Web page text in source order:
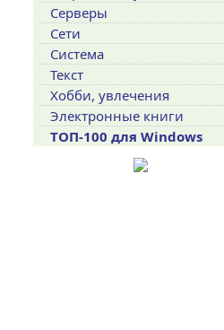
Серверы
Сети
Система
Текст
Хобби, увлечения
Электронные книги
ТОП-100 для Windows